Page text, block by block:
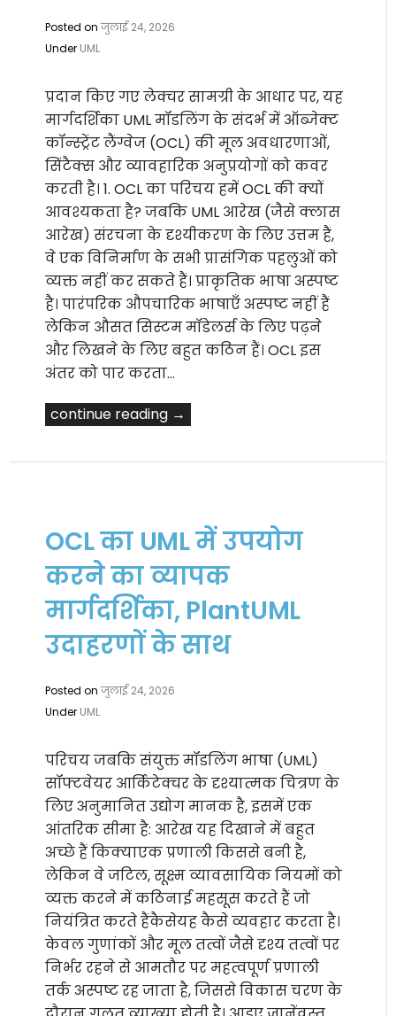
Posted onजुलाई 24, 2026
Under UML
प्रदान किए गए लेक्चर सामग्री के आधार पर, यह
मार्गदर्शिका UML मॉडलिंग के संदर्भ में ऑब्जेक्ट
कॉन्स्ट्रेंट लैंग्वेज (OCL) की मूल अवधारणाओं,
सिंटैक्स और व्यावहारिक अनुप्रयोगों को कवर
करती है। 1. OCL का परिचय हमें OCL की क्यों
आवश्यकता है? जबकि UML आरेख (जैसे क्लास
आरेख) संरचना के दृश्यीकरण के लिए उत्तम हैं,
वे एक विनिर्माण के सभी प्रासंगिक पहलुओं को
व्यक्त नहीं कर सकते हैं। प्राकृतिक भाषा अस्पष्ट
है। पारंपरिक औपचारिक भाषाएँ अस्पष्ट नहीं हैं
लेकिन औसत सिस्टम मॉडेलर्स के लिए पढ़ने
और लिखने के लिए बहुत कठिन हैं। OCL इस
अंतर को पार करता…
continue reading →
OCL का UML में उपयोग
करने का व्यापक
मार्गदर्शिका, PlantUML
उदाहरणों के साथ
Posted onजुलाई 24, 2026
Under UML
परिचय जबकि संयुक्त मॉडलिंग भाषा (UML)
सॉफ्टवेयर आर्किटेक्चर के दृश्यात्मक चित्रण के
लिए अनुमानित उद्योग मानक है, इसमें एक
आंतरिक सीमा है: आरेख यह दिखाने में बहुत
अच्छे हैं किक्याएक प्रणाली किससे बनी है,
लेकिन वे जटिल, सूक्ष्म व्यावसायिक नियमों को
व्यक्त करने में कठिनाई महसूस करते हैं जो
नियंत्रित करते हैंकैसेयह कैसे व्यवहार करता है।
केवल गुणांकों और मूल तत्वों जैसे दृश्य तत्वों पर
निर्भर रहने से आमतौर पर महत्वपूर्ण प्रणाली
तर्क अस्पष्ट रह जाता है, जिससे विकास चरण के